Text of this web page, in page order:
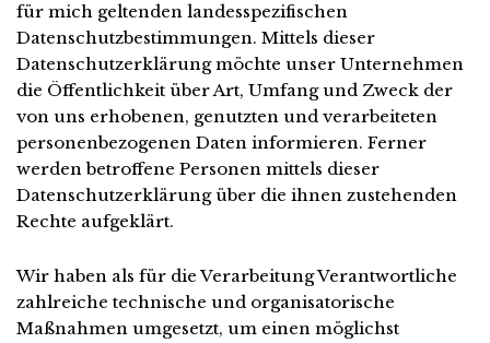
für mich geltenden landesspezifischen
Datenschutzbestimmungen. Mittels dieser
Datenschutzerklärung möchte unser Unternehmen
die Öffentlichkeit über Art, Umfang und Zweck der
von uns erhobenen, genutzten und verarbeiteten
personenbezogenen Daten informieren. Ferner
werden betroffene Personen mittels dieser
Datenschutzerklärung über die ihnen zustehenden
Rechte aufgeklärt.
Wir haben als für die Verarbeitung Verantwortliche
zahlreiche technische und organisatorische
Maßnahmen umgesetzt, um einen möglichst